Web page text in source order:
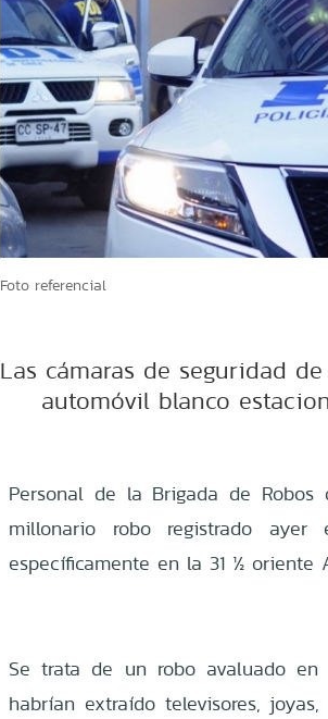
Foto referencial
Las cámaras de seguridad
automóvil blanco
Personal de la Brigada de
millonario robo registrado
específicamente en la 31 ½ oriente
Se trata de un robo avaluado
habrían extraído televisores,